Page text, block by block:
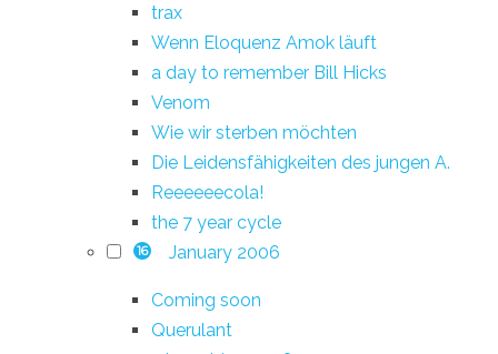
trax
Wenn Eloquenz Amok läuft
a day to remember Bill Hicks
Venom
Wie wir sterben möchten
Die Leidensfähigkeiten des jungen A.
Reeeeeecola!
the 7 year cycle
16 January 2006
Coming soon
Querulant